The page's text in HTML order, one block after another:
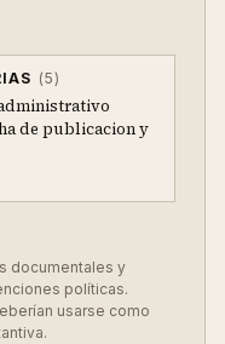
(5)
de publicacion y
documentales y
políticas.
usarse como